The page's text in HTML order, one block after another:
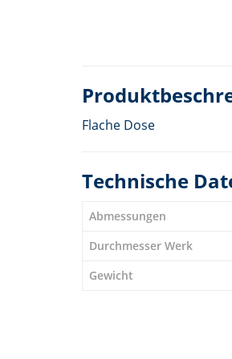
Flache Dose
Technische
Abmessungen
Durchmesser Werk
Gewicht